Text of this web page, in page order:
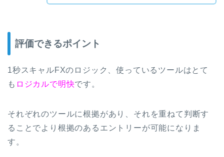
評価できるポイント
1秒スキャルFXのロジック、使っているツールはとて
も ロジカルで明快です。
それぞれのツールに根拠があり、それを重ねて判断す
ることでより根拠のあるエントリーが可能になりま
す。